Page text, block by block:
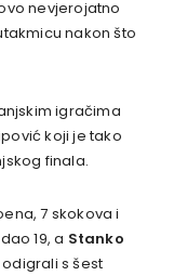
nevjerojatno
nakon što
igračima
koji je tako
finala.
7 skokova i
19, a Stanko
odigrali s šest